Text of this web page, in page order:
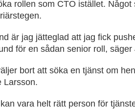
rollen som CTO istället.
är jag jätteglad att jag fick
för en sådan senior roll, säger
bort att söka en tjänst om
Larsson.
vara helt rätt person för